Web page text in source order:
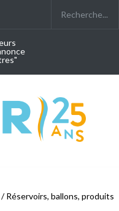
/ Réservoirs, ballons, produits